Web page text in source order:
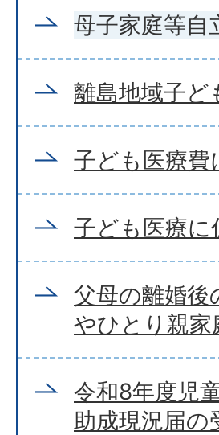
母子家庭等自
離島地域子ど
子ども医療
子ども医療に
父母の離婚後
やひとり親
令和8年度児
助成現況届の